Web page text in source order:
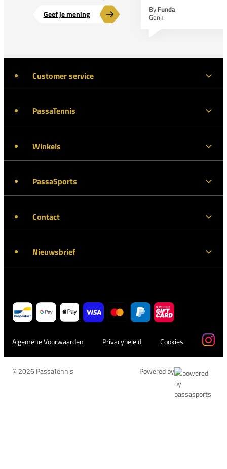
Geef je mening
By Funda
Genk
Customer service
PassaTennis
Winkels
PassaSports
Contact
Nieuwsbrief
Algemene Voorwaarden Privacybeleid Cookies
© 2026 PassaTennis Powered by